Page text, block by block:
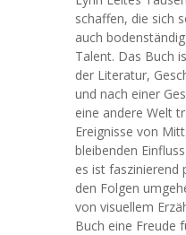
schaffen, die sich
auch
Talent. Das Buch
der Literatur,
und nach einer
eine andere Welt
Ereignisse von
bleibenden
es ist faszinierend
den Folgen
von visuellem
Buch eine Freude